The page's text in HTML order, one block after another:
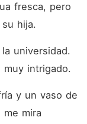
fresca, pero
hija.
universidad.
intrigado.
y un vaso de
mira